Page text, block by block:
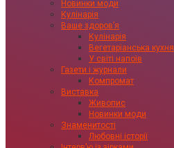
Новинки моди
Кулінарія
Ваше здоровʼя
Кулінарія
Вегетаріанська кухня
У світі напоїв
Газети і журнали
Компромат
Виставка
Живопис
Новинки моди
Знаменитості
Любовні історії